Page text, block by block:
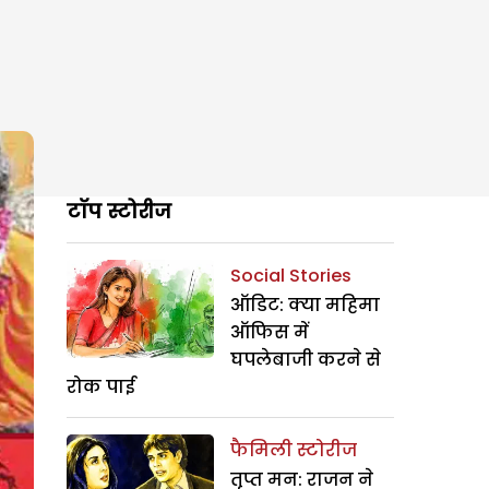
टॉप स्टोरीज
Social Stories
ऑडिट: क्या महिमा
ऑफिस में
घपलेबाजी करने से
रोक पाई
फैमिली स्टोरीज
तृप्त मन: राजन ने